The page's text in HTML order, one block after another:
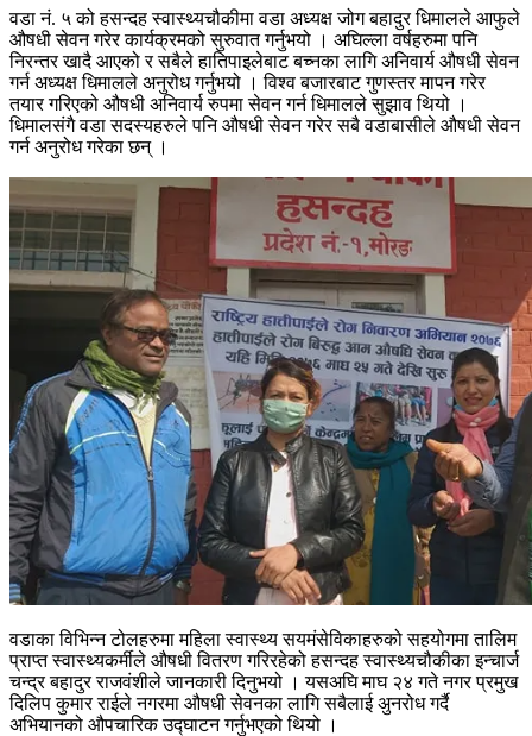
वडा नं. ५ को हसन्दह स्वास्थ्यचौकीमा वडा अध्यक्ष जोग बहादुर धिमालले आफुले
औषधी सेवन गरेर कार्यक्रमको सुरुवात गर्नुभयो । अघिल्ला वर्षहरुमा पनि
निरन्तर खादै आएको र सबैले हातिपाइलेबाट बच्नका लागि अनिवार्य औषधी सेवन
गर्न अध्यक्ष धिमालले अनुरोध गर्नुभयो । विश्व बजारबाट गुणस्तर मापन गरेर
तयार गरिएको औषधी अनिवार्य रुपमा सेवन गर्न धिमालले सुझाव थियो ।
धिमालसंगै वडा सदस्यहरुले पनि औषधी सेवन गरेर सबै वडाबासीले औषधी सेवन
गर्न अनुरोध गरेका छन् ।
वडाका विभिन्न टोलहरुमा महिला स्वास्थ्य सयमंसेविकाहरुको सहयोगमा तालिम
प्राप्त स्वास्थ्यकर्मीले औषधी वितरण गरिरहेको हसन्दह स्वास्थ्यचौकीका इन्चार्ज
चन्द्र बहादुर राजवंशीले जानकारी दिनुभयो । यसअघि माघ २४ गते नगर प्रमुख
दिलिप कुमार राईले नगरमा औषधी सेवनका लागि सबैलाई अुनरोध गर्दै
अभियानको औपचारिक उद्घाटन गर्नुभएको थियो ।